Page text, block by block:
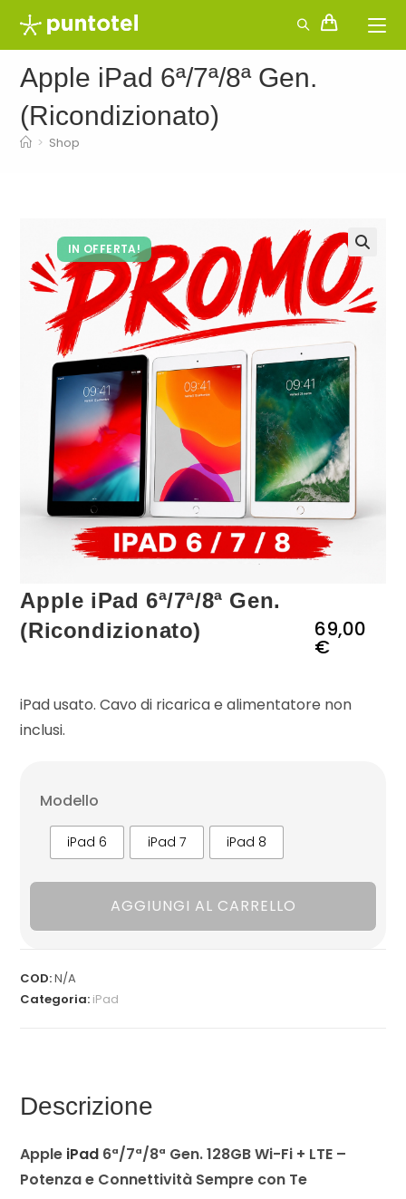
Salta
contenuto
Apple iPad 6ª/7ª/8ª Gen.
(Ricondizionato)
> Shop
IN OFFERTA!
Apple iPad 6ª/7ª/8ª Gen.
(Ricondizionato)
69,00
€
iPad usato. Cavo di ricarica e alimentatore non
inclusi.
Modello
iPad 6 iPad 7 iPad 8
AGGIUNGI AL CARRELLO
COD:N/A
Categoria: iPad
Descrizione
Apple iPad 6ª/7ª/8ª Gen. 128GB Wi-Fi + LTE –
Potenza e Connettività Sempre con Te